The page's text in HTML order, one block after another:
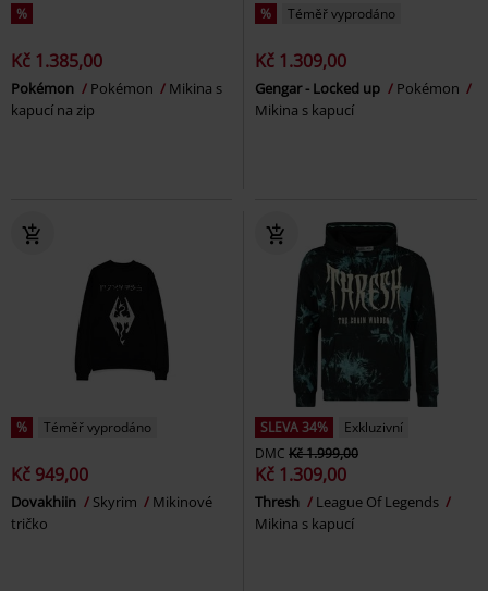
%
Kč 1.385,00
Pokémon Pokémon
Mikina s
kapucí na zip
% Téměř vyprodáno
Kč 1.309,00
Gengar - Locked up
Pokémon
Mikina s kapucí
% Téměř vyprodáno
Kč 949,00
Dovakhiin Skyrim
Mikinové
tričko
SLEVA 34%
Exkluzivní
DMC Kč 1.999,00
Kč 1.309,00
Thresh
League Of Legends
Mikina s kapucí